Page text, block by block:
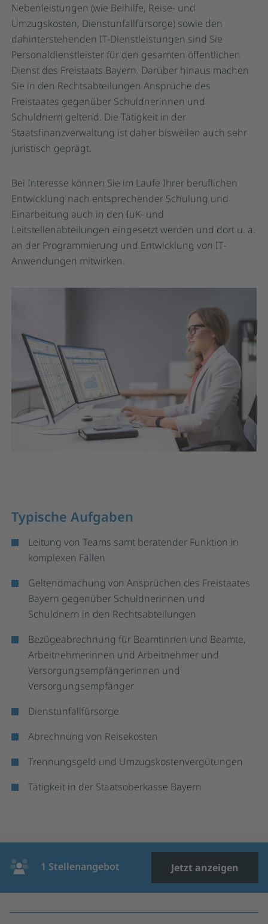
Nebenleistungen (wie Beihilfe, Reise- und
Umzugskosten, Dienstunfallfürsorge) sowie den
dahinterstehenden IT-Dienstleistungen sind Sie
Personaldienstleister für den gesamten öffentlichen
Dienst des Freistaats Bayern. Darüber hinaus machen
Sie in den Rechtsabteilungen Ansprüche des
Freistaates gegenüber Schuldnerinnen und
Schuldnern geltend. Die Tätigkeit in der
Staatsfinanzverwaltung ist daher bisweilen auch sehr
juristisch geprägt.
Bei Interesse können Sie im Laufe Ihrer beruflichen
Entwicklung nach entsprechender Schulung und
Einarbeitung auch in den IuK- und
Leitstellenabteilungen eingesetzt werden und dort u. a.
an der Programmierung und Entwicklung von IT-
Anwendungen mitwirken.
Typische Aufgaben
Leitung von Teams samt beratender Funktion in
komplexen Fällen
Geltendmachung von Ansprüchen des Freistaates
Bayern gegenüber Schuldnerinnen und
Schuldnern in den Rechtsabteilungen
Bezügeabrechnung für Beamtinnen und Beamte,
Arbeitnehmerinnen und Arbeitnehmer und
Versorgungsempfängerinnen und
Versorgungsempfänger
Dienstunfallfürsorge
Abrechnung von Reisekosten
Trennungsgeld und Umzugskostenvergütungen
Tätigkeit in der Staatsoberkasse Bayern
1 Stellenangebot Jetzt anzeigen